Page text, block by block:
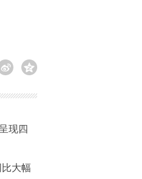
现四
大幅